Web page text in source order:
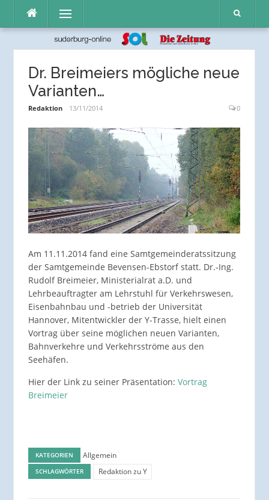
Inhalt
Menü
Dr. Breimeiers mögliche neue
Varianten…
Redaktion 13/11/2014 0
Am 11.11.2014 fand eine Samtgemeinderatssitzung
der Samtgemeinde Bevensen-Ebstorf statt. Dr.-Ing.
Rudolf Breimeier, Ministerialrat a.D. und
Lehrbeauftragter am Lehrstuhl für Verkehrswesen,
Eisenbahnbau und -betrieb der Universität
Hannover, Mitentwickler der Y-Trasse, hielt einen
Vortrag über seine möglichen neuen Varianten,
Bahnverkehre und Verkehrsströme aus den
Seehäfen.
Hier der Link zu seiner Präsentation: Vortrag
Breimeier
KATEGORIEN Allgemein
SCHLAGWÖRTER Redaktion zu Y